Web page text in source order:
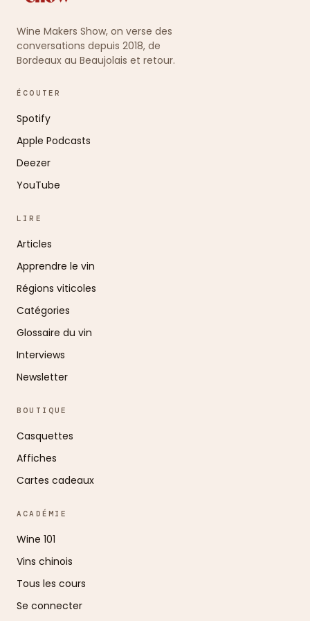
Wine Makers Show, on verse des
conversations depuis 2018, de
Bordeaux au Beaujolais et retour.
ÉCOUTER
Spotify
Apple Podcasts
Deezer
YouTube
LIRE
Articles
Apprendre le vin
Régions viticoles
Catégories
Glossaire du vin
Interviews
Newsletter
BOUTIQUE
Casquettes
Affiches
Cartes cadeaux
ACADÉMIE
Wine 101
Vins chinois
Tous les cours
Se connecter